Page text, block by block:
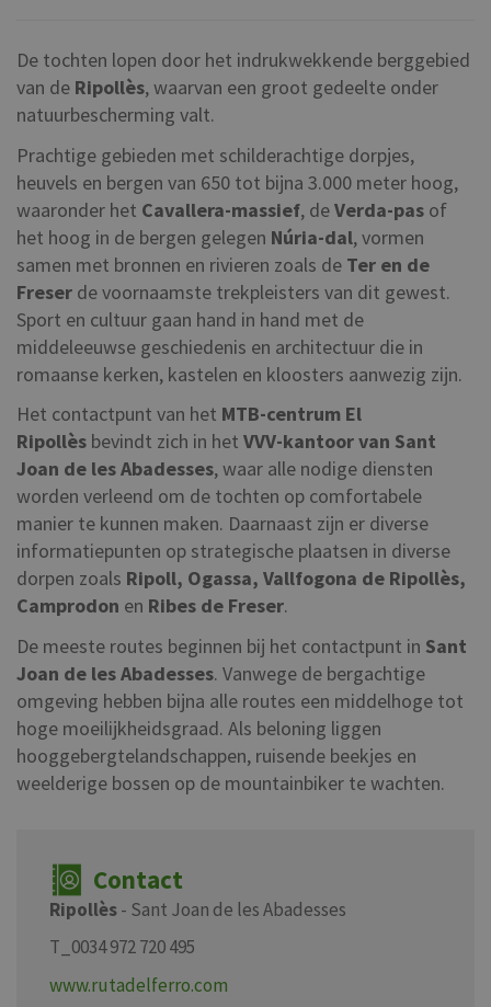
De tochten lopen door het indrukwekkende berggebied
van de Ripollès, waarvan een groot gedeelte onder
natuurbescherming valt.
Prachtige gebieden met schilderachtige dorpjes,
heuvels en bergen van 650 tot bijna 3.000 meter hoog,
waaronder het Cavallera-massief, deVerda-pas of
het hoog in de bergen gelegen Núria-dal, vormen
samen met bronnen en rivieren zoals de Ter en de
Freser de voornaamste trekpleisters van dit gewest.
Sport en cultuur gaan hand in hand met de
middeleeuwse geschiedenis en architectuur die in
romaanse kerken, kastelen en kloosters aanwezig zijn.
Het contactpunt van het MTB-centrum El
Ripollès bevindt zich in het VVV-kantoor van Sant
Joan de les Abadesses, waar alle nodige diensten
worden verleend om de tochten op comfortabele
manier te kunnen maken. Daarnaast zijn er diverse
informatiepunten op strategische plaatsen in diverse
dorpen zoals Ripoll, Ogassa, Vallfogona de Ripollès,
Camprodon en Ribes de Freser.
De meeste routes beginnen bij het contactpunt in Sant
Joan de les Abadesses. Vanwege de bergachtige
omgeving hebben bijna alle routes een middelhoge tot
hoge moeilijkheidsgraad. Als beloning liggen
hooggebergtelandschappen, ruisende beekjes en
weelderige bossen op de mountainbiker te wachten.
Contact
Ripollès- Sant Joan de les Abadesses
T_0034 972 720 495
www.rutadelferro.com